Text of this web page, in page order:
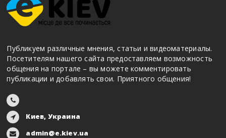
Публикуем различные мнения, статьи и видеоматериалы.
Посетителям нашего сайта предоставляем возможность
общения на портале – вы можете комментировать
публикации и добавлять свои. Приятного общения!
Киев, Украина
admin@e.kiev.ua